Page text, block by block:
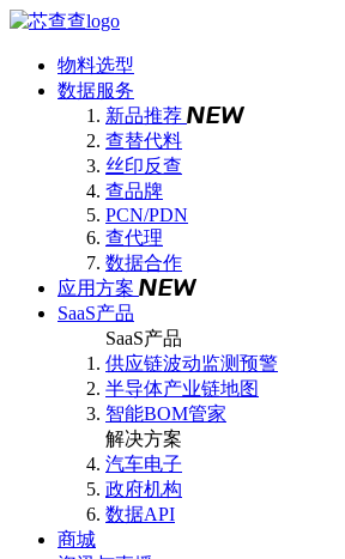
物料选型
数据服务
新品推荐
查替代料
丝印反查
查品牌
PCN/PDN
查代理
数据合作
应用方案
SaaS产品
SaaS产品
供应链波动监测预警
半导体产业链地图
智能BOM管家
解决方案
汽车电子
政府机构
数据API
商城